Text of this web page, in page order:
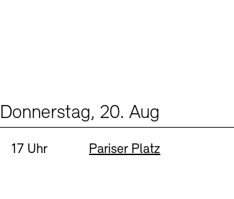
Donnerstag, 20. Aug
Uhrzeit:
17 Uhr Standort
Pariser Platz